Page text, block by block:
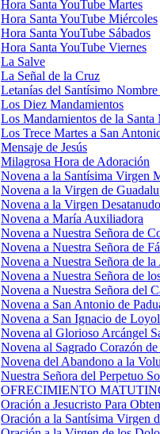
Hora Santa YouTube Martes
Hora Santa YouTube Miércoles
Hora Santa YouTube Sábados
Hora Santa YouTube Viernes
La Salve
La Señal de la Cruz
Letanías del Santísimo Nombre
Los Diez Mandamientos
Los Mandamientos de la Santa
Los Trece Martes a San
Mensaje de Jesús
Milagrosa Hora de Adoración
Novena a la Santísima Virgen
Novena a la Virgen de
Novena a la Virgen
Novena a María Auxiliadora
Novena a Nuestra Señora de
Novena a Nuestra Señora de
Novena a Nuestra Señora de
Novena a Nuestra Señora de
Novena a Nuestra Señora del
Novena a San Antonio de
Novena a San Ignacio de
Novena al Glorioso Arcángel
Novena al Sagrado Corazón de
Novena del Abandono a la
Nuestra Señora del Perpetuo
OFRECIMIENTO
Oración a Jesucristo Para
Oración a la Santísima Virgen